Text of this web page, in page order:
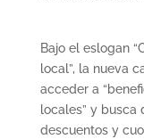
Bajo el eslogan
local”, la nueva
acceder a
locales” y busca
descuentos y